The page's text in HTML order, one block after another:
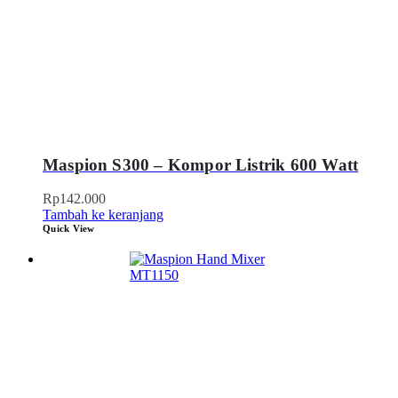
Maspion S300 – Kompor Listrik 600 Watt
Rp142.000
Tambah ke keranjang
Quick View